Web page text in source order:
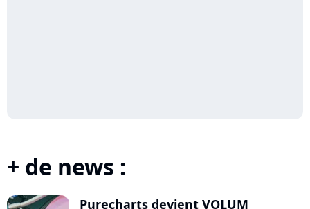
+ de news :
Purecharts devient VOLUM